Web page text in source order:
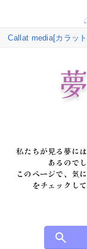
Callat media[カラッ
私たちが見る夢に
あるので
このページで、気
をチェックし